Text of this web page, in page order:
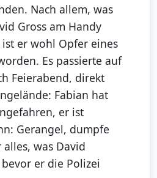
Nach allem, was
Gross am Handy
er wohl Opfer eines
Es passierte auf
Feierabend, direkt
Fabian hat
er ist
Gerangel, dumpfe
alles, was David
er die Polizei